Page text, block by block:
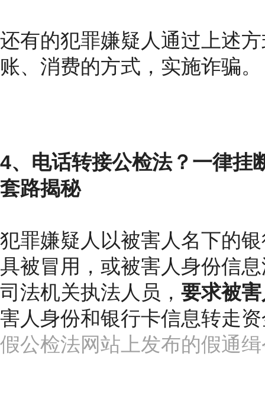
还有的犯罪嫌疑人通过上述
账、消费的方式，实施诈骗。
4、电话转接公检法？一律挂
套路揭秘
犯罪嫌疑人以被害人名下的
具被冒用，或被害人身份信
司法机关执法人员， 要求被
害人身份和银行卡信息转走
假公检法网站上发布的假通